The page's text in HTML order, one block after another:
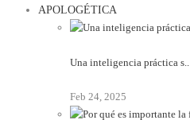
APOLOGÉTICA
Una inteligencia práctica s..
Feb 24, 2025